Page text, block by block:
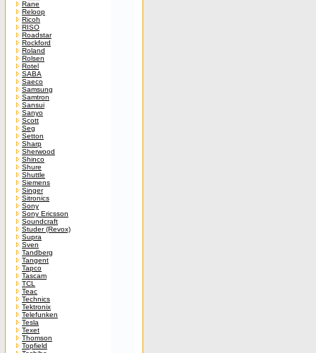
Rane
Reloop
Ricoh
RISO
Roadstar
Rockford
Roland
Rolsen
Rotel
SABA
Saeco
Samsung
Samtron
Sansui
Sanyo
Scott
Seg
Setton
Sharp
Sherwood
Shinco
Shure
Shuttle
Siemens
Singer
Sitronics
Sony
Sony Ericsson
Soundcraft
Studer (Revox)
Supra
Sven
Tandberg
Tangent
Tapco
Tascam
TCL
Teac
Technics
Tektronix
Telefunken
Tesla
Texet
Thomson
Topfield